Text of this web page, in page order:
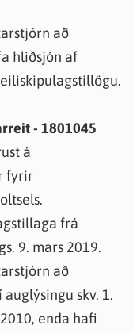
að
hliðsjón af
- 1801045
á
fyrir
frá
9. mars 2019.
að
skv. 1.
enda hafi